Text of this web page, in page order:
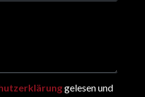
gelesen und